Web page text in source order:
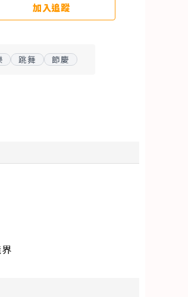
加入追蹤
跳舞 節慶